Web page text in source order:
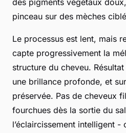
des pigments végétaux
pinceau sur des mèches
Le processus est lent, mais
capte progressivement la
structure du cheveu.
une brillance profonde, et
préservée. Pas de cheveux
fourchues dès la sortie du
l’éclaircissement intelligent